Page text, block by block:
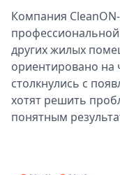
Стримы
Metro
Компания
других жилых
ориентировано на
столкнулись с
хотят решить
понятным